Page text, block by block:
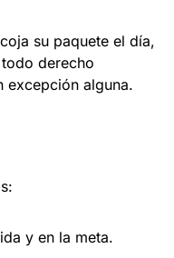
su paquete el día,
derecho
excepción alguna.
y en la meta.